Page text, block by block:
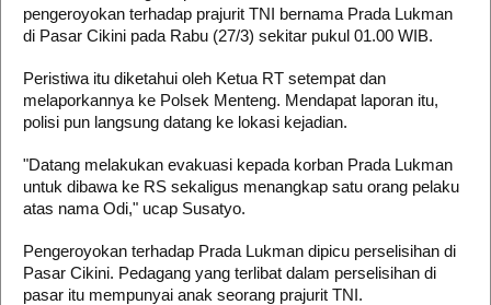
pengeroyokan terhadap prajurit TNI bernama Prada Lukman
di Pasar Cikini pada Rabu (27/3) sekitar pukul 01.00 WIB.
Peristiwa itu diketahui oleh Ketua RT setempat dan
melaporkannya ke Polsek Menteng. Mendapat laporan itu,
polisi pun langsung datang ke lokasi kejadian.
"Datang melakukan evakuasi kepada korban Prada Lukman
untuk dibawa ke RS sekaligus menangkap satu orang pelaku
atas nama Odi," ucap Susatyo.
Pengeroyokan terhadap Prada Lukman dipicu perselisihan di
Pasar Cikini. Pedagang yang terlibat dalam perselisihan di
pasar itu mempunyai anak seorang prajurit TNI.